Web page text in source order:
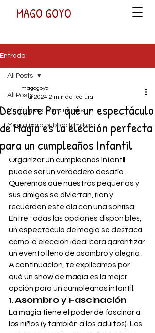
MAGO GOYO
Entrada
All Posts
Magia para comuniones
Magia para publico familiar
All Posts
Descubre Por qué un espectáculo
de Magia es la elección perfecta
para un cumpleaños Infantil
magogoyo
1 jul 2024 2 min de lectura
Organizar un cumpleaños infantil
puede ser un verdadero desafío.
Queremos que nuestros pequeños y
sus amigos se diviertan, rían y
recuerden este día con una sonrisa.
Entre todas las opciones disponibles,
un espectáculo de magia se destaca
como la elección ideal para garantizar
un evento lleno de asombro y alegría.
A continuación, te explicamos por
qué un show de magia es la mejor
opción para un cumpleaños infantil.
1. Asombro y Fascinación
La magia tiene el poder de fascinar a
los niños (y también a los adultos). Los